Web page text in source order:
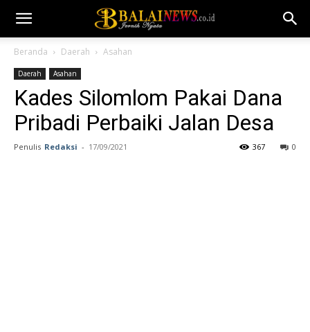
Beranda Daerah Asahan
Daerah Asahan
Kades Silomlom Pakai Dana
Pribadi Perbaiki Jalan Desa
Penulis Redaksi - 17/09/2021 0
367